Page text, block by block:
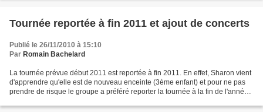
Tournée reportée à fin 2011 et ajout de concerts
Publié le 26/11/2010 à 15:10
Par Romain Bachelard
La tournée prévue début 2011 est reportée à fin 2011. En effet, Sharon vient
d'apprendre qu'elle est de nouveau enceinte (3ème enfant) et pour ne pas
prendre de risque le groupe a préféré reporter la tournée à la fin de l'année